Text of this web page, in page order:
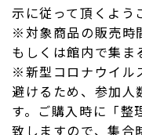
示に従って頂くよう
※対象商品の販売時
もしくは館内で集ま
※新型コロナウイル
避けるため、参加人
す。ご購入時に「整
致しますので、集合